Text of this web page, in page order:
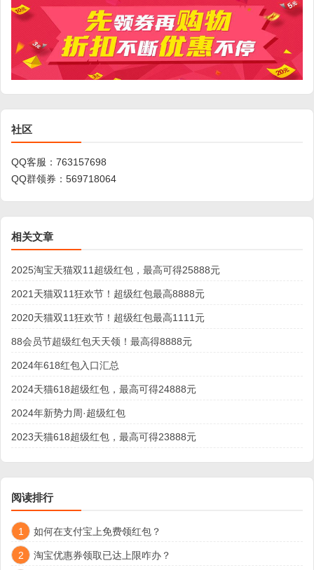
社区
QQ客服： 763157698
QQ群领券： 569718064
相关文章
2025淘宝天猫双11超级红包，最高可得25888元
2021天猫双11狂欢节！超级红包最高8888元
2020天猫双11狂欢节！超级红包最高1111元
88会员节超级红包天天领！最高得8888元
2024年618红包入口汇总
2024天猫618超级红包，最高可得24888元
2024年新势力周·超级红包
2023天猫618超级红包，最高可得23888元
阅读排行
1 如何在支付宝上免费领红包？
2 淘宝优惠券领取已达上限咋办？